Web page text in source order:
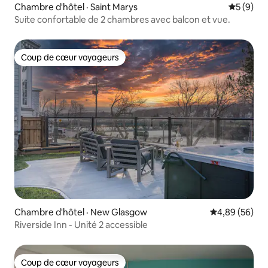
Chambre d'hôtel · Saint Marys Note
5 (9)
Suite confortable de 2 chambres avec balcon et vue.
Coup de cœur voyageurs
Coup de cœur voyageurs
Chambre d'hôtel · New Glasgow Note
4,89 (56)
Riverside Inn - Unité 2 accessible
Coup de cœur voyageurs